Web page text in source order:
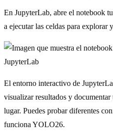
En JupyterLab, abre el notebook
a ejecutar las celdas para
El entorno interactivo de
visualizar resultados y
lugar. Puedes probar diferentes
funciona YOLO26.